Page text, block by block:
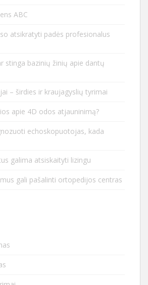
ABC
atsikratyti padės profesionalus
stinga bazinių žinių apie dantų
– širdies ir kraujagyslių tyrimai
apie 4D odos atjauninimą?
echoskopuotojas, kada
galima atsiskaityti lizingu
gali pašalinti ortopedijos centras